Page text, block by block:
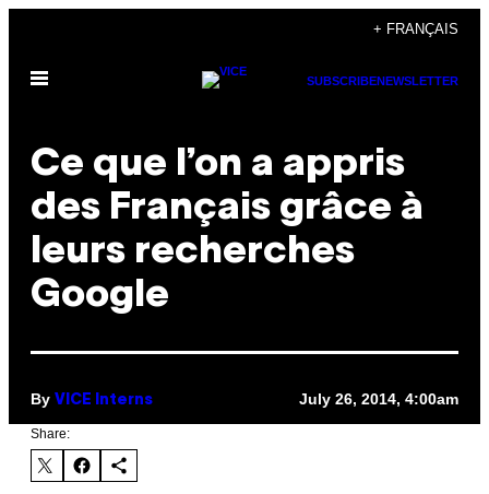
content
+ FRANÇAIS
Open
SUBSCRIBENEWSLETTER
Ce que l’on a appris
des Français grâce à
leurs recherches
Google
By VICE Interns July 26, 2014, 4:00am
Share: